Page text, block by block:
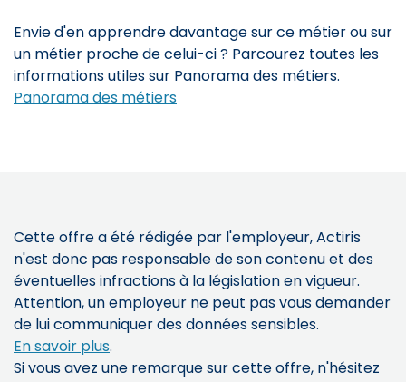
Envie d'en apprendre davantage sur ce métier ou sur
un métier proche de celui-ci ? Parcourez toutes les
informations utiles sur Panorama des métiers.
Panorama des métiers
Cette offre a été rédigée par l'employeur, Actiris
n'est donc pas responsable de son contenu et des
éventuelles infractions à la législation en vigueur.
Attention, un employeur ne peut pas vous demander
de lui communiquer des données sensibles.
En savoir plus.
Si vous avez une remarque sur cette offre, n'hésitez